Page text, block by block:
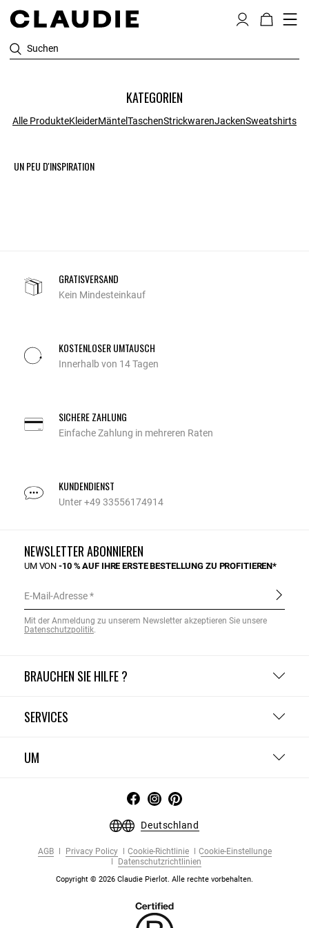
Suchen
KATEGORIEN
Alle ProdukteKleiderMäntelTaschenStrickwarenJackenSweatshirts
UN PEU D'INSPIRATION
GRATISVERSAND
Kein Mindesteinkauf
KOSTENLOSER UMTAUSCH
Innerhalb von 14 Tagen
SICHERE ZAHLUNG
Einfache Zahlung in mehreren Raten
KUNDENDIENST
Unter +49 33556174914
BRAUCHEN SIE HILFE ?
SERVICES
UM
NEWSLETTER ABONNIEREN
UM VON-10 % AUF IHRE ERSTE BESTELLUNG ZU PROFITIEREN*
E-Mail-Adresse
Mit der Anmeldung zu unserem Newsletter akzeptieren Sie unsere
Datenschutzpolitik.
Deutschland
AGB Privacy Policy Cookie-Richtlinie
Cookie-Einstellunge
Datenschutzrichtlinien
Copyright © 2026 Claudie Pierlot. Alle rechte vorbehalten.